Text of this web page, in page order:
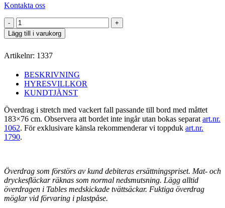
Kontakta oss
Bordskjol
"Deluxe"
svart
cm
Lägg till i varukorg
Artikelnr: 1337
BESKRIVNING
HYRESVILLKOR
KUNDTJÄNST
Överdrag i stretch med vackert fall passande till bord med måttet
183×76 cm. Observera att bordet inte ingår utan bokas separat art.nr.
1062. För exklusivare känsla rekommenderar vi toppduk art.nr.
1790.
Överdrag som förstörs av kund debiteras ersättningspriset. Mat- och
dryckesfläckar räknas som normal nedsmutsning. Lägg alltid
överdragen i Tables medskickade tvättsäckar. Fuktiga överdrag
möglar vid förvaring i plastpåse.